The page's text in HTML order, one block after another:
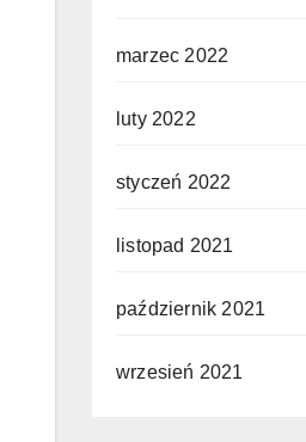
marzec 2022
luty 2022
styczeń 2022
listopad 2021
październik 2021
wrzesień 2021